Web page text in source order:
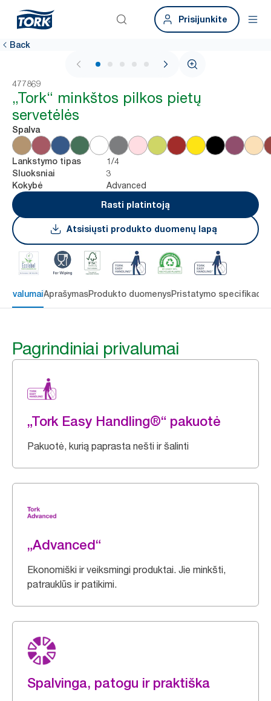
Prisijunkite
Back
1 / 6
477869
„Tork“ minkštos pilkos pietų
servetėlės
Spalva
Lankstymo tipas 1/4
Sluoksniai 3
Kokybė
Advanced
Rasti platintoją
Atsisiųsti produkto duomenų lapą
AprašymasProdukto duomenysPristatymo
Pagrindiniai privalumai
„Tork Easy Handling®“ pakuotė
Pakuotė, kurią paprasta nešti ir šalinti
„Advanced“
Ekonomiški ir veiksmingi produktai. Jie minkšti,
patrauklūs ir patikimi.
Spalvinga, patogu ir praktiška